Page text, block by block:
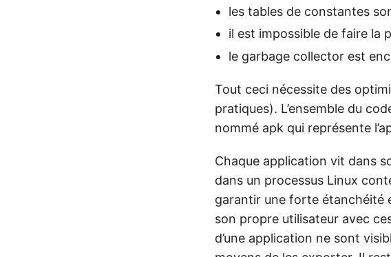
les tables de constantes
il est impossible de faire la
le garbage collector est
Tout ceci nécessite des
pratiques). L’ensemble du
nommé apk qui représente
Chaque application vit dans
dans un processus Linux
garantir une forte étanchéité
son propre utilisateur avec
d’une application ne sont